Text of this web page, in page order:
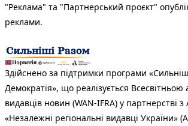
"Реклама" та "Партнерський проєкт"
реклами.
Здійснено за підтримки програми
Демократія», що реалізується Всесвітньою
видавців новин (WAN-IFRA) у партнерстві з
«Незалежні регіональні видавці України»